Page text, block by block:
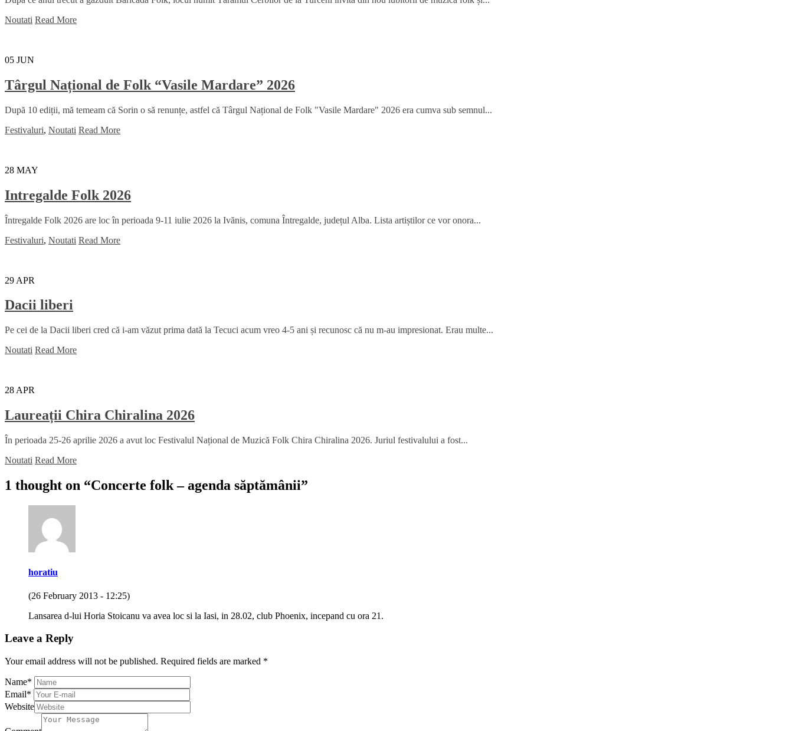
Noutati Read More
05 JUN
Târgul Național de Folk “Vasile Mardare” 2026
După 10 ediții, mă temeam că Sorin o să renunțe, astfel că Târgul Național de Folk "Vasile Mardare" 2026 era cumva sub semnul...
Festivaluri, Noutati Read More
28 MAY
Intregalde Folk 2026
Întregalde Folk 2026 are loc în perioada 9-11 iulie 2026 la Ivănis, comuna Întregalde, județul Alba. Lista artiștilor ce vor onora...
Festivaluri, Noutati Read More
29 APR
Dacii liberi
Pe cei de la Dacii liberi cred că i-am văzut prima dată la Tecuci acum vreo 4-5 ani și recunosc că nu m-au impresionat. Erau multe...
Noutati Read More
28 APR
Laureații Chira Chiralina 2026
În perioada 25-26 aprilie 2026 a avut loc Festivalul Național de Muzică Folk Chira Chiralina 2026. Juriul festivalului a fost...
Noutati Read More
1 thought on “Concerte folk – agenda săptămânii”
horatiu
(26 February 2013 - 12:25)
Lansarea d-lui Horia Stoicanu va avea loc si la Iasi, in 28.02, club Phoenix, incepand cu ora 21.
Leave a Reply
Your email address will not be published. Required fields are marked *
Name*
Email*
Website